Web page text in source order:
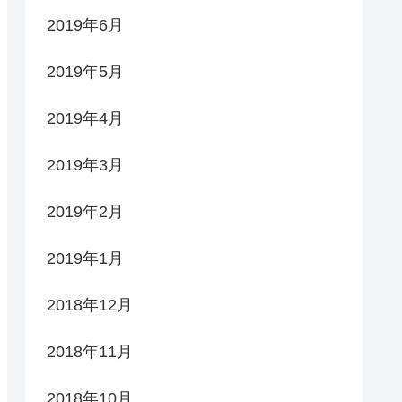
2019年6月
2019年5月
2019年4月
2019年3月
2019年2月
2019年1月
2018年12月
2018年11月
2018年10月